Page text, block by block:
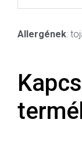
Allergének: